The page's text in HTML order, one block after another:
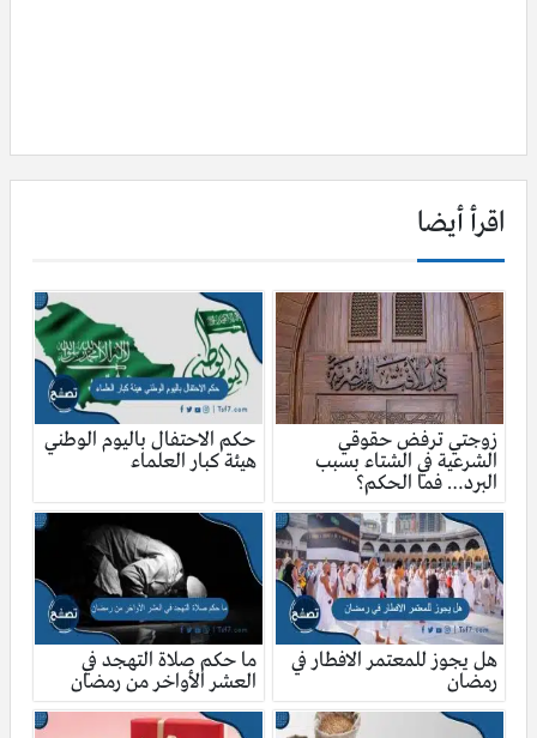
اقرأ أيضا
زوجتي ترفض حقوقي
الشرعية في الشتاء بسبب
البرد… فما الحكم؟
حكم الاحتفال باليوم الوطني
هيئة كبار العلماء
هل يجوز للمعتمر الافطار في
رمضان
ما حكم صلاة التهجد في
العشر الأواخر من رمضان